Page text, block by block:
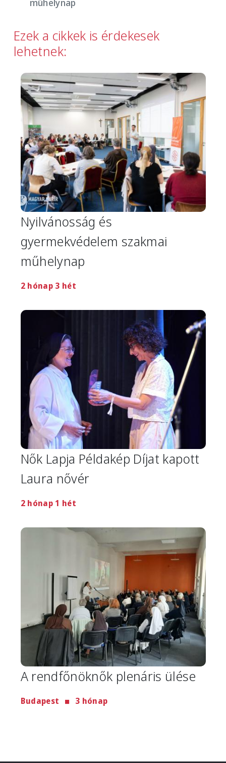
Ezek a cikkek is érdekesek
lehetnek:
Image
Nyilvánosság és
gyermekvédelem szakmai
műhelynap
2 hónap 3 hét
Image
Nők Lapja Példakép Díjat kapott
Laura nővér
2 hónap 1 hét
Image
A rendfőnöknők plenáris ülése
Budapest 3 hónap